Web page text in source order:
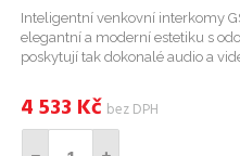
Inteligentní venkovní interkomy
elegantní a moderní estetiku s
poskytují tak dokonalé audio a
4 533 Kč bez DPH